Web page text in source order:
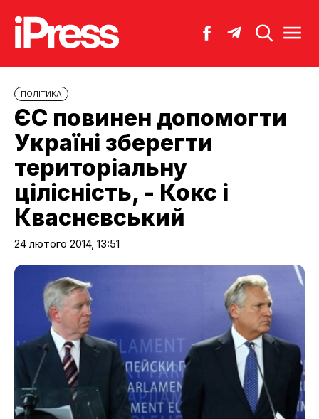
ПОЛІТИКА
ЄС повинен допомогти
Україні зберегти
територіальну
цілісність, - Кокс і
Кваснєвський
24 лютого 2014, 13:51